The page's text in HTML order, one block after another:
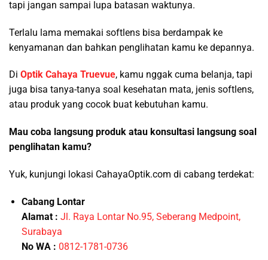
tapi jangan sampai lupa batasan waktunya.
Terlalu lama memakai softlens bisa berdampak ke
kenyamanan dan bahkan penglihatan kamu ke depannya.
Di Optik Cahaya Truevue, kamu nggak cuma belanja, tapi
juga bisa tanya-tanya soal kesehatan mata, jenis softlens,
atau produk yang cocok buat kebutuhan kamu.
Mau coba langsung produk atau konsultasi langsung soal
penglihatan kamu?
Yuk, kunjungi lokasi CahayaOptik.com di cabang terdekat:
Cabang Lontar
Alamat : Jl. Raya Lontar No.95, Seberang Medpoint,
Surabaya
No WA : 0812-1781-0736